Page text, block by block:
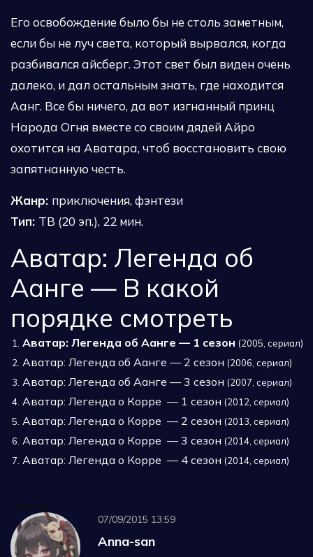
Его освобождение было бы не столь заметным,
если бы не луч света, который вырвался, когда
разбивался айсберг. Этот свет был виден очень
далеко, и дал остальным знать, где находится
Аанг. Все бы ничего, да вот изгнанный принц
Народа Огня вместе со своим дядей Айро
охотится на Аватара, чтоб восстановить свою
запятнанную честь.
Жанр: приключения, фэнтези
Тип: ТВ (20 эп.), 22 мин.
Аватар: Легенда об
Аанге — В какой
порядке смотреть
1. Аватар: Легенда об Аанге — 1 сезон (2005, сериал)
2. Аватар: Легенда об Аанге — 2 сезон (2006, сериал)
3. Аватар: Легенда об Аанге — 3 сезон (2007, сериал)
4. Аватар: Легенда о Корре — 1 сезон (2012, сериал)
5. Аватар: Легенда о Корре — 2 сезон (2013, сериал)
6. Аватар: Легенда о Корре — 3 сезон (2014, сериал)
7. Аватар: Легенда о Корре — 4 сезон (2014, сериал)
Автор
07/09/2015 13:59
Anna-san